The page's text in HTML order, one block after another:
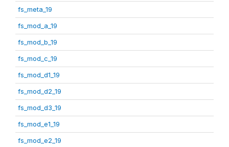
fs_meta_19
fs_mod_a_19
fs_mod_b_19
fs_mod_c_19
fs_mod_d1_19
fs_mod_d2_19
fs_mod_d3_19
fs_mod_e1_19
fs_mod_e2_19